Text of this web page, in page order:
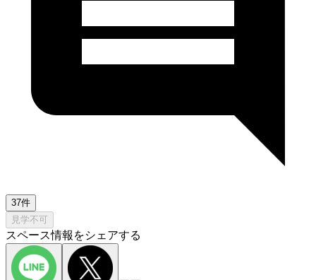
37件
見学不可
スペース情報をシェアする